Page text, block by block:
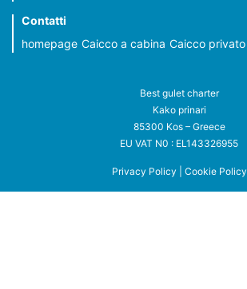
Contatti
homepage Caicco a cabina Caicco privato
Best gulet charter
Kako prinari
85300 Kos – Greece
EU VAT N0 : EL143326955
Privacy Policy Cookie Policy